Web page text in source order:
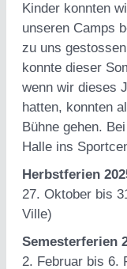
Kinder konnten
unseren Camps
zu uns
konnte dieser
wenn wir dieses
hatten, konnten
Bühne gehen.
Halle ins
Herbstferien
27. Oktober bis
Ville)
Semesterferien
2. Februar bis 6.